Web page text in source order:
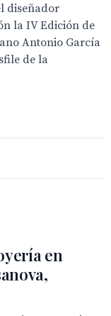
diseñador
la IV Edición de
Antonio García
de la
en